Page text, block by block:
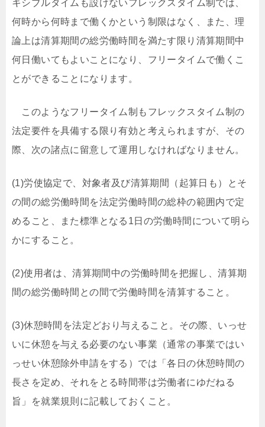
キシブルタイムも設けないフレックスタイム制では、
何時から何時まで働くかという制限はなく、また、理
論上は清算期間の総労働時間を満たす限り清算期間中
何日働いてもよいことになり、フリータイムで働くこ
とができることになります。
このようなフリータイム制もフレックスタイム制の
法定要件を具備する限り有効と考えられますが、その
際、次の諸点に留意して運用しなければなりません。
(1)労使協定で、対象者及び清算期間（起算日も）とそ
の間の総労働時間を法定労働時間の総枠の範囲内で定
めること、また標準となる1日の労働時間について明ら
かにすること。
(2)使用者は、清算期間中の労働時間を把握し、清算期
間の総労働時間との間で労働時間を清算すること。
(3)休憩時間を法定どおり与えること。その際、いっせ
いに休憩を与える必要のない事業（通常の事業ではい
っせい休憩除外申請をする）では「各日の休憩時間の
長さを定め、それをとる時間帯は労働者にゆだねる
旨」を就業規則に記載しておくこと。